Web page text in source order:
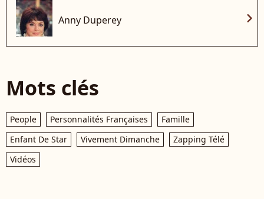
Anny Duperey chevron_right
Mots clés
People Personnalités Françaises
Famille
Enfant De Star
Vivement Dimanche
Zapping Télé
Vidéos